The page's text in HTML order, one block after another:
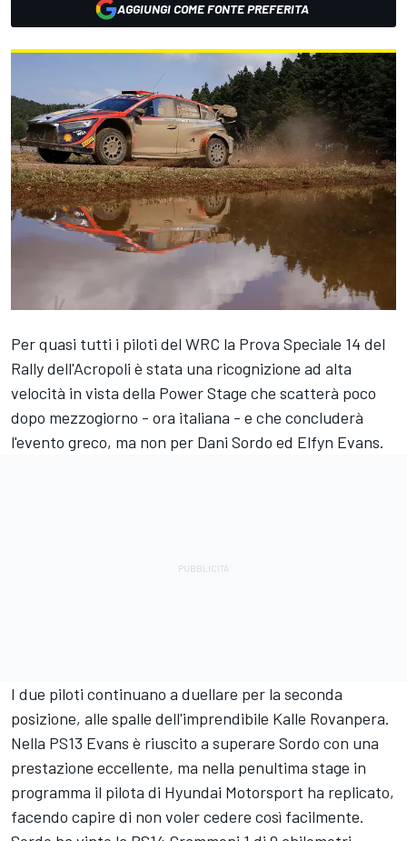
AGGIUNGI COME FONTE PREFERITA
Per quasi tutti i piloti del WRC la Prova Speciale 14 del
Rally dell'Acropoli è stata una ricognizione ad alta
velocità in vista della Power Stage che scatterà poco
dopo mezzogiorno - ora italiana - e che concluderà
l'evento greco, ma non per Dani Sordo ed Elfyn Evans.
I due piloti continuano a duellare per la seconda
posizione, alle spalle dell'imprendibile Kalle Rovanpera.
Nella PS13 Evans è riuscito a superare Sordo con una
prestazione eccellente, ma nella penultima stage in
programma il pilota di Hyundai Motorsport ha replicato,
facendo capire di non voler cedere così facilmente.